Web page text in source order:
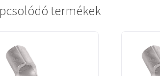
termékek